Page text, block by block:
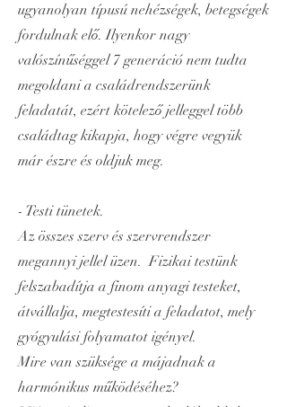
ugyanolyan típusú nehézségek, betegségek
fordulnak elő. Ilyenkor nagy
valószínűséggel 7 generáció nem tudta
megoldani a családrendszerünk
feladatát, ezért kötelező jelleggel több
családtag kikapja, hogy végre vegyük
már észre és oldjuk meg.
- Testi tünetek.
Az összes szerv és szervrendszer
megannyi jellel üzen. Fizikai testünk
felszabadítja a finom anyagi testeket,
átvállalja, megtestesíti a feladatot, mely
gyógyulási folyamatot igényel.
Mire van szüksége a májadnak a
harmónikus működéséhez?